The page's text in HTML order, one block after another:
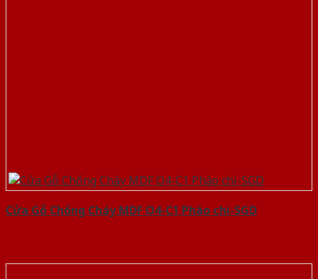
Cửa Gỗ Chống Cháy MDF O4-C1 Phào chi-SGD